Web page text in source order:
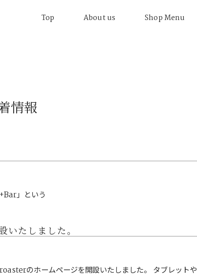
Top About us Shop Menu
情報
」という
いたしました。
のホームページを開設いたしました。 タブレットや